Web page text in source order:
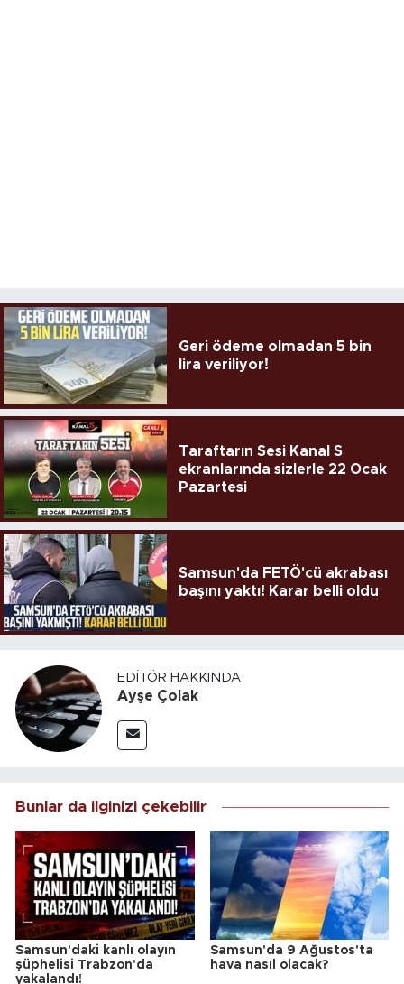
Geri ödeme olmadan 5 bin
lira veriliyor!
Taraftarın Sesi Kanal S
ekranlarında sizlerle 22 Ocak
Pazartesi
Samsun'da FETÖ'cü akrabası
başını yaktı! Karar belli oldu
EDITÖR HAKKINDA
Ayşe Çolak
Bunlar da ilginizi çekebilir
Samsun'daki kanlı olayın
şüphelisi Trabzon'da
yakalandı!
Samsun'da 9 Ağustos'ta
hava nasıl olacak?